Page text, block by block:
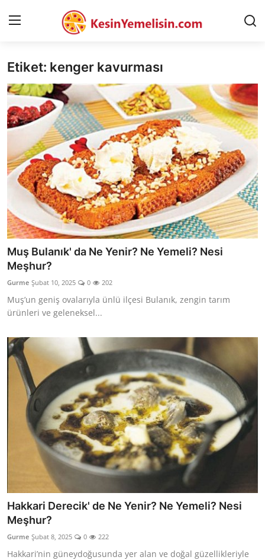
AnaSayfa
Gizlilik Sözleşmesi
Rüya Tabirleri
Diyet & Sağlıklı Beslenme
İletişim
Şehirler
Helal Gıda & Dini Hükümler
Gıda Güvenliği & Bilimi
Kalori & Diyet Rehberi
Mutfak Püf Noktaları & İpuçları
Mekan & Lezzet Rotaları
Temel Gıda ve Ürün Rehberleri
İçecek Kültürü & Barista
Yöresel Tarifler & Ev Yemekleri
Gıda Güvenliği & Sağlık
İçecek Kültürü & Rehberleri
Popüler Kültür & Mutfak Tarihi
Mutfak Temizliği & Pratik Bilgiler
Anne & Bebek Beslenmesi
Etiket: kenger kavurması
Muş Bulanık' da Ne Yenir? Ne Yemeli? Nesi
Meşhur?
Gurme Şubat 10, 2025 0 202
Muş’un geniş ovalarıyla ünlü ilçesi Bulanık, zengin tarım
ürünleri ve geleneksel...
Hakkari Derecik' de Ne Yenir? Ne Yemeli? Nesi
Meşhur?
Gurme Şubat 8, 2025 0 222
Hakkari’nin güneydoğusunda yer alan ve doğal güzellikleriyle